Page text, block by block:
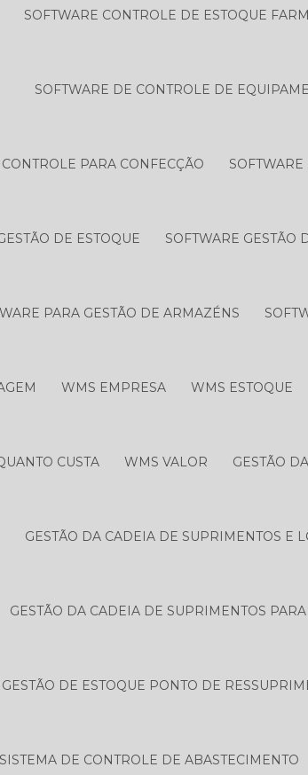
SOFTWARE CONTROLE DE ESTOQUE
SOFTWARE DE CONTROLE DE
PARA CONFECÇÃO SOFTWARE
DE ESTOQUE SOFTWARE GESTÃO
PARA GESTÃO DE ARMAZÉNS
WMS EMPRESA WMS ESTOQUE
CUSTA WMS VALOR GESTÃO
GESTÃO DA CADEIA DE SUPRIMENTOS E
GESTÃO DA CADEIA DE SUPRIMENTOS
GESTÃO DE ESTOQUE PONTO DE
SISTEMA DE CONTROLE DE ABASTECIMENTO